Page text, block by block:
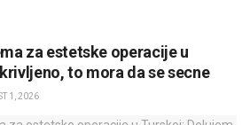
za estetske operacije u
to mora da se secne
1, 2026